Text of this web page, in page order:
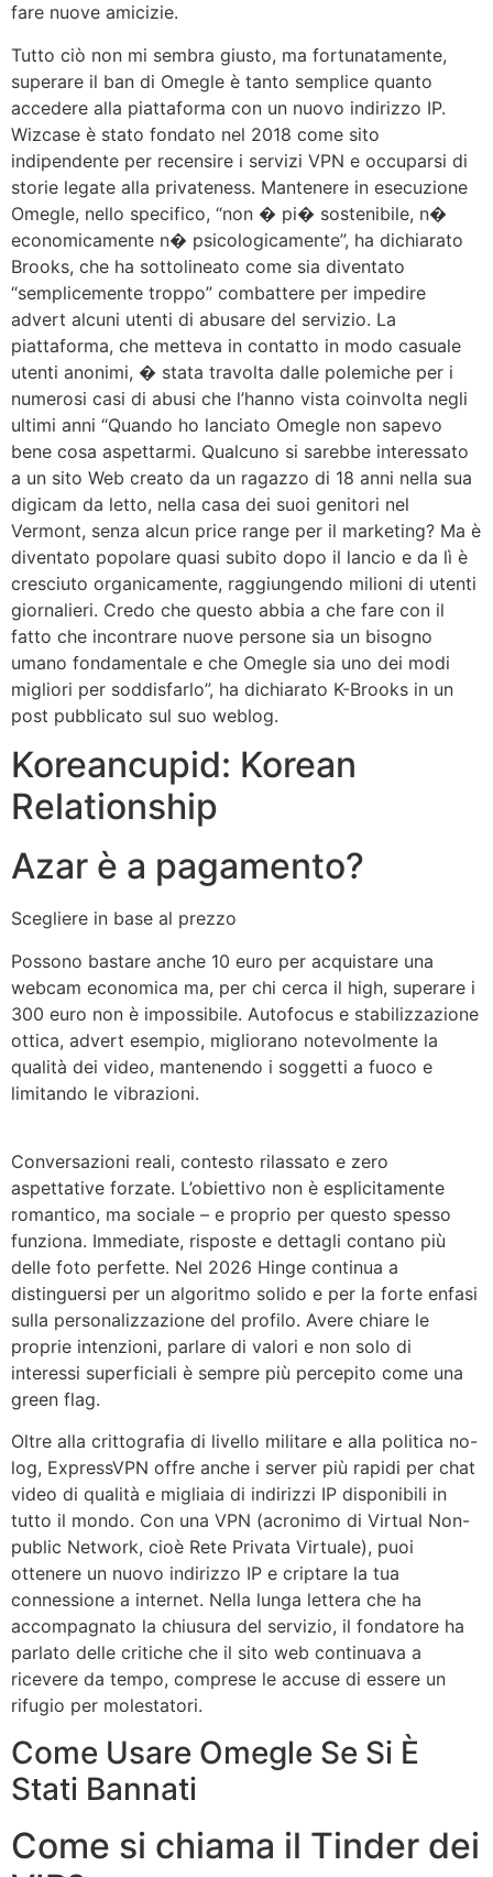
fare nuove amicizie.
Tutto ciò non mi sembra giusto, ma fortunatamente,
superare il ban di Omegle è tanto semplice quanto
accedere alla piattaforma con un nuovo indirizzo IP.
Wizcase è stato fondato nel 2018 come sito
indipendente per recensire i servizi VPN e occuparsi di
storie legate alla privateness. Mantenere in esecuzione
Omegle, nello specifico, “non � pi� sostenibile, n�
economicamente n� psicologicamente”, ha dichiarato
Brooks, che ha sottolineato come sia diventato
“semplicemente troppo” combattere per impedire
advert alcuni utenti di abusare del servizio. La
piattaforma, che metteva in contatto in modo casuale
utenti anonimi, � stata travolta dalle polemiche per i
numerosi casi di abusi che l’hanno vista coinvolta negli
ultimi anni “Quando ho lanciato Omegle non sapevo
bene cosa aspettarmi. Qualcuno si sarebbe interessato
a un sito Web creato da un ragazzo di 18 anni nella sua
digicam da letto, nella casa dei suoi genitori nel
Vermont, senza alcun price range per il marketing? Ma è
diventato popolare quasi subito dopo il lancio e da lì è
cresciuto organicamente, raggiungendo milioni di utenti
giornalieri. Credo che questo abbia a che fare con il
fatto che incontrare nuove persone sia un bisogno
umano fondamentale e che Omegle sia uno dei modi
migliori per soddisfarlo”, ha dichiarato K-Brooks in un
post pubblicato sul suo weblog.
Koreancupid: Korean
Relationship
Azar è a pagamento?
Scegliere in base al prezzo
Possono bastare anche 10 euro per acquistare una
webcam economica ma, per chi cerca il high, superare i
300 euro non è impossibile. Autofocus e stabilizzazione
ottica, advert esempio, migliorano notevolmente la
qualità dei video, mantenendo i soggetti a fuoco e
limitando le vibrazioni.
Conversazioni reali, contesto rilassato e zero
aspettative forzate. L’obiettivo non è esplicitamente
romantico, ma sociale – e proprio per questo spesso
funziona. Immediate, risposte e dettagli contano più
delle foto perfette. Nel 2026 Hinge continua a
distinguersi per un algoritmo solido e per la forte enfasi
sulla personalizzazione del profilo. Avere chiare le
proprie intenzioni, parlare di valori e non solo di
interessi superficiali è sempre più percepito come una
green flag.
Oltre alla crittografia di livello militare e alla politica no-
log, ExpressVPN offre anche i server più rapidi per chat
video di qualità e migliaia di indirizzi IP disponibili in
tutto il mondo. Con una VPN (acronimo di Virtual Non-
public Network, cioè Rete Privata Virtuale), puoi
ottenere un nuovo indirizzo IP e criptare la tua
connessione a internet. Nella lunga lettera che ha
accompagnato la chiusura del servizio, il fondatore ha
parlato delle critiche che il sito web continuava a
ricevere da tempo, comprese le accuse di essere un
rifugio per molestatori.
Come Usare Omegle Se Si È
Stati Bannati
Come si chiama il Tinder dei